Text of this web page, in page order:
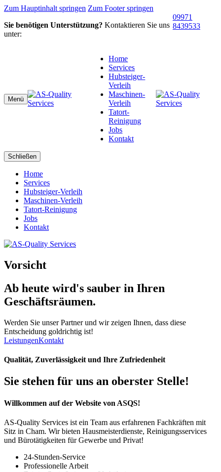
Zum Hauptinhalt springen Zum Footer springen
Sie benötigen Unterstützung? Kontaktieren Sie uns
unter:
09971
8439533
Menü
Home
Services
Hubsteiger-
Verleih
Maschinen-
Verleih
Tatort-
Reinigung
Jobs
Kontakt
Schließen
Home
Services
Hubsteiger-Verleih
Maschinen-Verleih
Tatort-Reinigung
Jobs
Kontakt
Vorsicht
Ab heute wird's sauber in Ihren
Geschäftsräumen.
Werden Sie unser Partner und wir zeigen Ihnen, dass diese
Entscheidung goldrichtig ist!
LeistungenKontakt
Qualität, Zuverlässigkeit und Ihre Zufriedenheit
Sie stehen für uns an oberster Stelle!
Willkommen auf der Website von ASQS!
AS-Quality Services ist ein Team aus erfahrenen Fachkräften mit
Sitz in Cham. Wir bieten Hausmeisterdienste, Reinigungsservices
und Bürotätigkeiten für Gewerbe und Privat!
24-Stunden-Service
Professionelle Arbeit